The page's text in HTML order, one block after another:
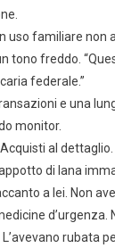
uso familiare non
tono freddo.
federale.”
e una
monitor.
al dettaglio.
di lana
a lei. Non
d’urgenza.
rubata